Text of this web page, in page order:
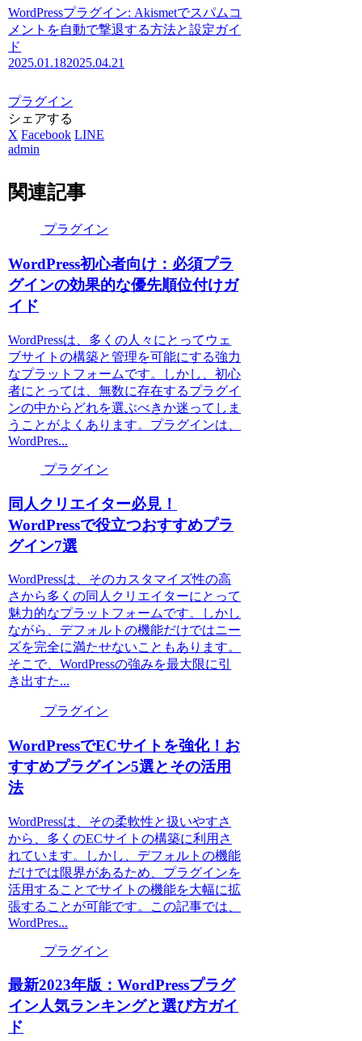
WordPressプラグイン: Akismetでスパムコ
メントを自動で撃退する方法と設定ガイ
ド
2025.01.182025.04.21
プラグイン
シェアする
X Facebook LINE
admin
関連記事
プラグイン
WordPress初心者向け：必須プラ
グインの効果的な優先順位付けガ
イド
WordPressは、多くの人々にとってウェ
ブサイトの構築と管理を可能にする強力
なプラットフォームです。しかし、初心
者にとっては、無数に存在するプラグイ
ンの中からどれを選ぶべきか迷ってしま
うことがよくあります。プラグインは、
WordPres...
プラグイン
同人クリエイター必見！
WordPressで役立つおすすめプラ
グイン7選
WordPressは、そのカスタマイズ性の高
さから多くの同人クリエイターにとって
魅力的なプラットフォームです。しかし
ながら、デフォルトの機能だけではニー
ズを完全に満たせないこともあります。
そこで、WordPressの強みを最大限に引
き出すた...
プラグイン
WordPressでECサイトを強化！お
すすめプラグイン5選とその活用
法
WordPressは、その柔軟性と扱いやすさ
から、多くのECサイトの構築に利用さ
れています。しかし、デフォルトの機能
だけでは限界があるため、プラグインを
活用することでサイトの機能を大幅に拡
張することが可能です。この記事では、
WordPres...
プラグイン
最新2023年版：WordPressプラグ
イン人気ランキングと選び方ガイ
ド